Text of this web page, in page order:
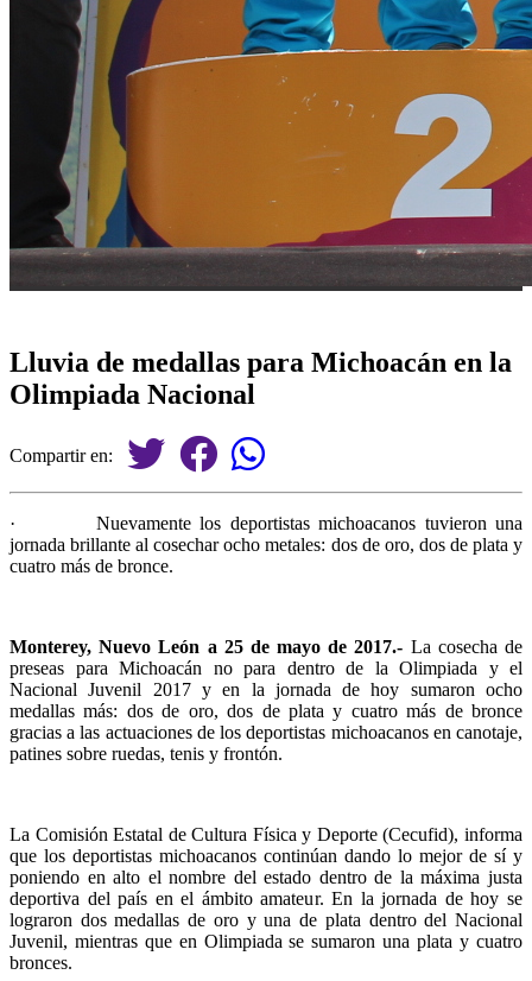
Lluvia de medallas para Michoacán en la
Olimpiada Nacional
Compartir en:
· Nuevamente los deportistas michoacanos tuvieron una
jornada brillante al cosechar ocho metales: dos de oro, dos de plata y
cuatro más de bronce.
Monterey, Nuevo León a 25 de mayo de 2017.- La cosecha de
preseas para Michoacán no para dentro de la Olimpiada y el
Nacional Juvenil 2017 y en la jornada de hoy sumaron ocho
medallas más: dos de oro, dos de plata y cuatro más de bronce
gracias a las actuaciones de los deportistas michoacanos en canotaje,
patines sobre ruedas, tenis y frontón.
La Comisión Estatal de Cultura Física y Deporte (Cecufid), informa
que los deportistas michoacanos continúan dando lo mejor de sí y
poniendo en alto el nombre del estado dentro de la máxima justa
deportiva del país en el ámbito amateur. En la jornada de hoy se
lograron dos medallas de oro y una de plata dentro del Nacional
Juvenil, mientras que en Olimpiada se sumaron una plata y cuatro
bronces.